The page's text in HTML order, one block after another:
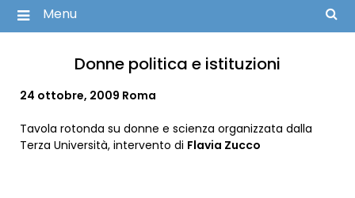
Menu
Donne politica e istituzioni
24 ottobre, 2009 Roma
Tavola rotonda su donne e scienza organizzata dalla
Terza Università, intervento di Flavia Zucco